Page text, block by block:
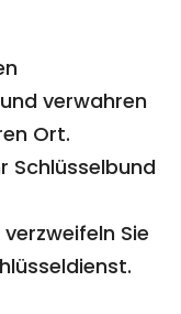
verwahren
Ort.
Schlüsselbund
Sie